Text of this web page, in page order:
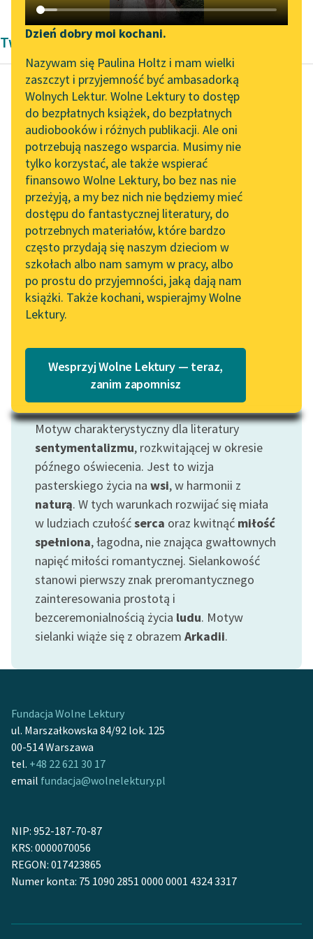
Katalog DAISY
Podkasty o książkach
Zgłoś brak utworu
Aktualności
Zapraszamy na spotkanie
online z tłumaczkami
literatury skandynawskiej
Spotkanie z Katarzyną
Tunkiel w Oslo
Wolne Lektury na 32.
Pol’and’Rock Festivalu
„Kochanek Lady
Chatterley” do słuchania
na Wolnych Lekturach
Nowy audiobook –
„Marzenie o Oriencie”
Lektury szkolne i klasyka
literatury do słuchania dla
uczennic i uczniów z
niepełnosprawnościami
E-kolekcja lektur
szkolnych i literatury do
słuchania dla uczennic i
uczniów z
niepełnosprawnościami
Feministyczne inspiracje.
Popularyzacja
skandynawskiej literatury
feministycznej
Ręce pełne poezji
twórców przechodzących
do domeny publicznej,
lektur szkolnych oraz
Starego Testamentu
Odkurzamy bohaterów
Lektur
Narzędzia
Mapa Wolnych Lektur
Leśmianator
Przewodnik dla piszących i
czytających
API
OAI-PMH
Widget Wolnych Lektur
Przypisy
Katalog w formacie PDF
O nas
O projekcie
Dzień dobry moi kochani.
Nazywam się Paulina Holtz i mam wielki
zaszczyt i przyjemność być ambasadorką
Wolnych Lektur. Wolne Lektury to dostęp
do bezpłatnych książek, do bezpłatnych
audiobooków i różnych publikacji. Ale oni
potrzebują naszego wsparcia. Musimy nie
tylko korzystać, ale także wspierać
finansowo Wolne Lektury, bo bez nas nie
przeżyją, a my bez nich nie będziemy mieć
dostępu do fantastycznej literatury, do
potrzebnych materiałów, które bardzo
często przydają się naszym dzieciom w
szkołach albo nam samym w pracy, albo
po prostu do przyjemności, jaką dają nam
książki. Także kochani, wspierajmy Wolne
Lektury.
Wesprzyj Wolne Lektury — teraz,
zanim zapomnisz
Twórczość Rudolfa G. Bindinga
Rudolf G. Binding
Łuk miłości
Czyli trwała, przez nas
niezbudzona,
Miłość nasza w
nieprzespanym śnie?
Trwożny byłem, ty
onieśmielona,
Błogo...
Motyw: Sielanka
Motyw charakterystyczny dla literatury
sentymentalizmu, rozkwitającej w okresie
późnego oświecenia. Jest to wizja
pasterskiego życia na wsi, w harmonii z
naturą. W tych warunkach rozwijać się miała
w ludziach czułośćserca oraz kwitnąć miłość
spełniona, łagodna, nie znająca gwałtownych
napięć miłości romantycznej. Sielankowość
stanowi pierwszy znak preromantycznego
zainteresowania prostotą i
bezceremonialnością życia ludu. Motyw
sielanki wiąże się z obrazem Arkadii.
Fundacja Wolne Lektury
ul. Marszałkowska 84/92 lok. 125
00-514 Warszawa
tel. +48 22 621 30 17
email fundacja@wolnelektury.pl
NIP: 952-187-70-87
KRS: 0000070056
REGON: 017423865
Numer konta: 75 1090 2851 0000 0001 4324 3317